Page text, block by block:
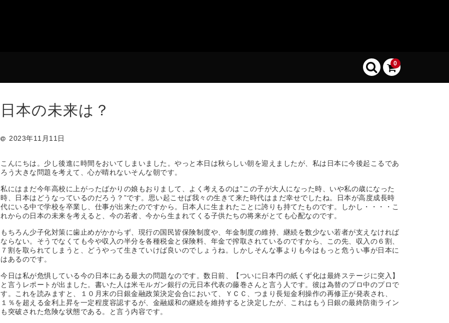
0
日本の未来は？
2023年11月11日
こんにちは。少し後進に時間をおいてしまいました。やっと本日は秋らしい朝を迎えましたが、私は日本に今後起こるであ
ろう大きな問題を考えて、心が晴れないそんな朝です。
私にはまだ今年高校に上がったばかりの娘もおりまして、よく考えるのは”この子が大人になった時、いや私の歳になった
時、日本はどうなっているのだろう？”です。思い起こせば我々の生きて来た時代はまだ幸せでしたね。日本が高度成長時
代にいる中で学校を卒業し、仕事が出来たのですから。日本人に生まれたことに誇りも持てたものです。しかし・・・・こ
れからの日本の未来を考えると、今の若者、今から生まれてくる子供たちの将来がとても心配なのです。
もちろん少子化対策に歯止めがかからず、現行の国民皆保険制度や、年金制度の維持、継続を数少ない若者が支えなければ
ならない。そうでなくても今や収入の半分を各種税金と保険料、年金で搾取されているのですから、この先、収入の６割、
７割を取られてしまうと、どうやって生きていけば良いのでしょうね。しかしそんな事よりも今はもっと危うい事が日本に
はあるのです。
今日は私が危惧している今の日本にある最大の問題なのです。数日前、【ついに日本円の紙くず化は最終ステージに突入】
と言うレポートが出ました。書いた人は米モルガン銀行の元日本代表の藤巻さんと言う人です。彼は為替のプロ中のプロで
す。これを読みますと、１０月末の日銀金融政策決定会合において、ＹＣＣ、つまり長短金利操作の再修正が発表され、
１％を超える金利上昇を一定程度容認するが、金融緩和の継続を維持すると決定したが、これはもう日銀の最終防衛ライン
も突破された危険な状態である。と言う内容です。